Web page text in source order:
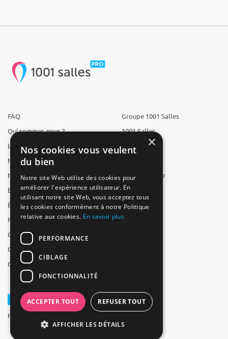
FAQ
Qui sommes-nous ?
L'équipe
Nous recrutons
Nos partenaires
Espace presse
Études
Mentions légales
CGV
CGU
Contact
Groupe 1001 Salles
1001 Salles
1001 Traiteurs
Reserverunbar
MP2
Powered by Groupe 1001Salles
×
Nos cookies vous veulent
du bien
Notre site Web utilise des cookies pour
améliorer l'expérience utilisateur. En
utilisant notre site Web, vous acceptez tous
les cookies conformément à notre Politique
relative aux cookies. En savoir plus
PERFORMANCE
CIBLAGE
FONCTIONNALITÉ
ACCEPTER TOUT REFUSER TOUT
AFFICHER LES DÉTAILS